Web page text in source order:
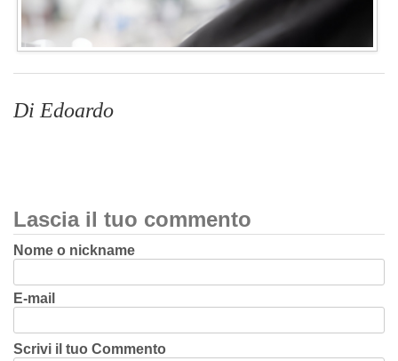
Di Edoardo
Lascia il tuo commento
Nome o nickname
E-mail
Scrivi il tuo Commento